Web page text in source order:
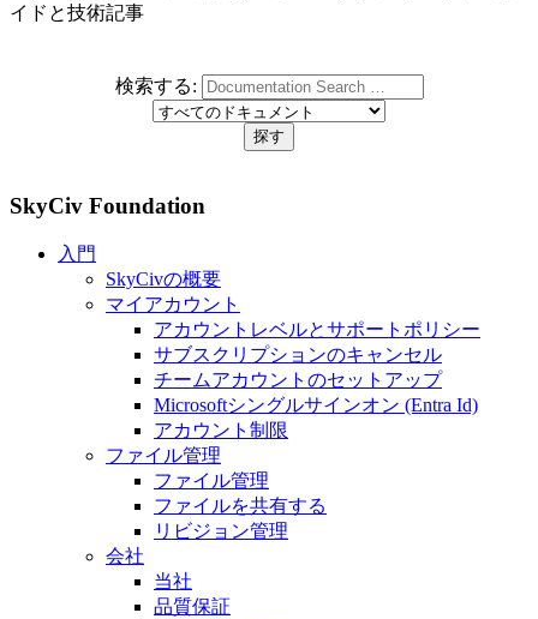
イドと技術記事
検索する:
SkyCiv Foundation
入門
SkyCivの概要
マイアカウント
アカウントレベルとサポートポリシー
サブスクリプションのキャンセル
チームアカウントのセットアップ
Microsoftシングルサインオン (Entra Id)
アカウント制限
ファイル管理
ファイル管理
ファイルを共有する
リビジョン管理
会社
当社
品質保証